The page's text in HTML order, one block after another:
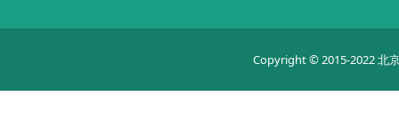
Copyright © 2015-2022 北